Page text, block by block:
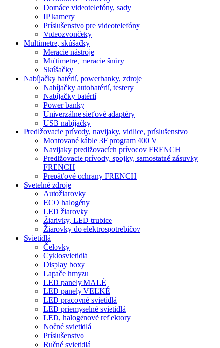
Domáce videotelefóny, sady
IP kamery
Príslušenstvo pre videotelefóny
Videozvončeky
Multimetre, skúšačky
Meracie nástroje
Multimetre, meracie šnúry
Skúšačky
Nabíjačky batérií, powerbanky, zdroje
Nabíjačky autobatérií, testery
Nabíjačky batérií
Power banky
Univerzálne sieťové adaptéry
USB nabíjačky
Predlžovacie prívody, navijaky, vidlice, príslušenstvo
Montované káble 3F program 400 V
Navijaky predlžovacích prívodov FRENCH
Predlžovacie prívody, spojky, samostatné zásuvky
FRENCH
Prepäťové ochrany FRENCH
Svetelné zdroje
Autožiarovky
ECO halogény
LED žiarovky
Žiarivky, LED trubice
Žiarovky do elektrospotrebičov
Svietidlá
Čelovky
Cyklosvietidlá
Display boxy
Lapače hmyzu
LED panely MALÉ
LED panely VEĽKÉ
LED pracovné svietidlá
LED priemyselné svietidlá
LED, halogénové reflektory
Nočné svietidlá
Príslušenstvo
Ručné svietidlá